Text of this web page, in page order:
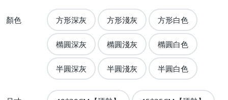
顏色 方形深灰 方形淺灰 方形白色
橢圓深灰 橢圓淺灰 橢圓白色
半圓深灰 半圓淺灰 半圓白色